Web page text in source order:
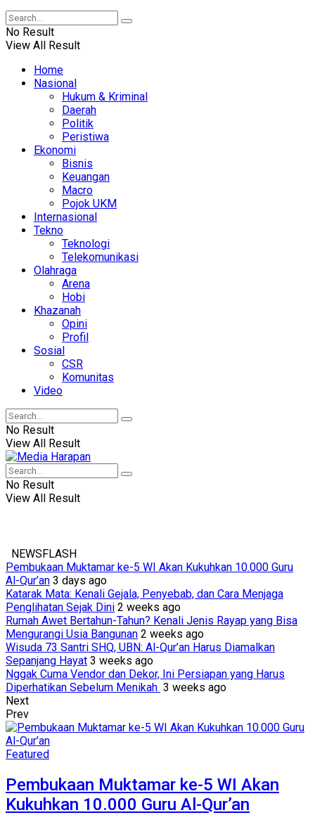
No Result
View All Result
Home
Nasional
Hukum & Kriminal
Daerah
Politik
Peristiwa
Ekonomi
Bisnis
Keuangan
Macro
Pojok UKM
Internasional
Tekno
Teknologi
Telekomunikasi
Olahraga
Arena
Hobi
Khazanah
Opini
Profil
Sosial
CSR
Komunitas
Video
No Result
View All Result
No Result
View All Result
NEWSFLASH
Pembukaan Muktamar ke-5 WI Akan Kukuhkan 10.000 Guru
Al-Qur’an 3 days ago
Katarak Mata: Kenali Gejala, Penyebab, dan Cara Menjaga
Penglihatan Sejak Dini 2 weeks ago
Rumah Awet Bertahun-Tahun? Kenali Jenis Rayap yang Bisa
Mengurangi Usia Bangunan 2 weeks ago
Wisuda 73 Santri SHQ, UBN: Al-Qur’an Harus Diamalkan
Sepanjang Hayat 3 weeks ago
Nggak Cuma Vendor dan Dekor, Ini Persiapan yang Harus
Diperhatikan Sebelum Menikah 3 weeks ago
Next
Prev
Featured
Pembukaan Muktamar ke-5 WI Akan
Kukuhkan 10.000 Guru Al-Qur’an